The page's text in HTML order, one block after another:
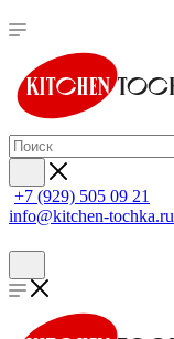
+7 (929) 505 09 21
info@kitchen-tochka.ru